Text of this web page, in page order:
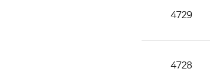
4729
4728